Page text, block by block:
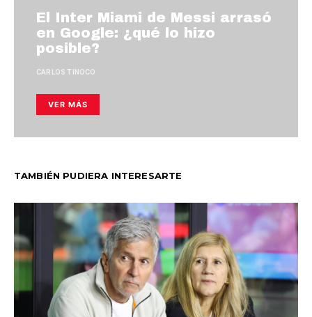
El Inter Miami de Messi arrasó
en Google: ¿qué lo hizo
posible?
CARLOS TINOCO
VER MÁS
TAMBIÉN PUDIERA INTERESARTE